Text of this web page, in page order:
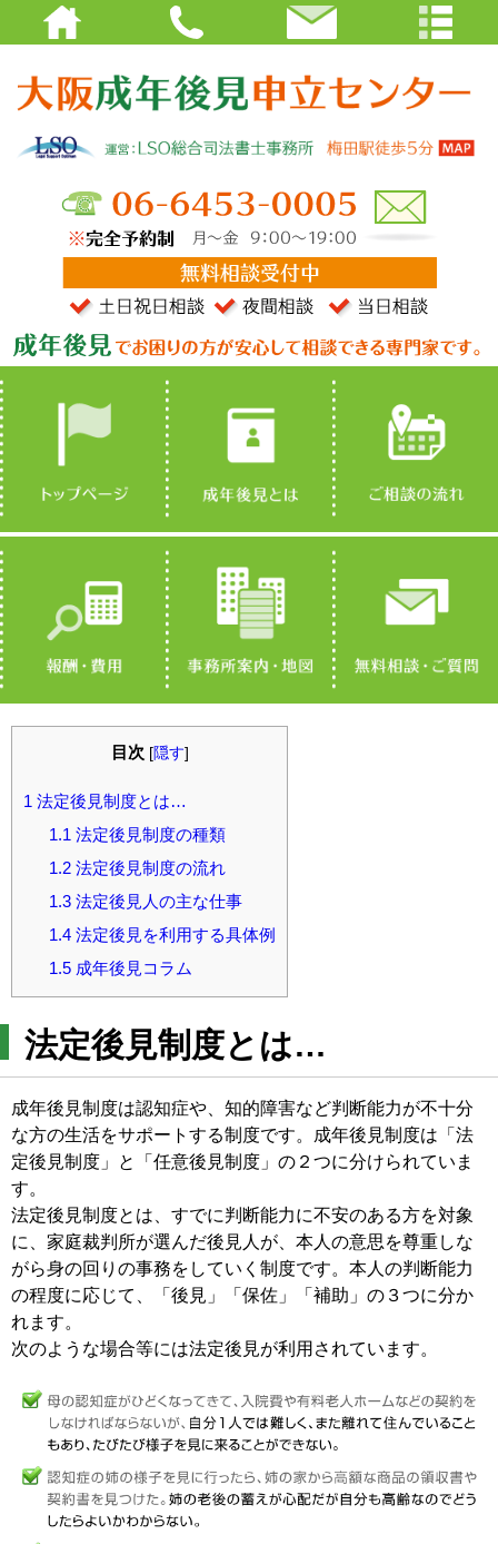
目次 [隠す]
1 法定後見制度とは…
1.1 法定後見制度の種類
1.2法定後見制度の流れ
1.3法定後見人の主な仕事
1.4法定後見を利用する具体例
1.5成年後見コラム
法定後見制度とは…
成年後見制度は認知症や、知的障害など判断能力が不十分
な方の生活をサポートする制度です。成年後見制度は「法
定後見制度」と「任意後見制度」の２つに分けられていま
す。
法定後見制度とは、すでに判断能力に不安のある方を対象
に、家庭裁判所が選んだ後見人が、本人の意思を尊重しな
がら身の回りの事務をしていく制度です。本人の判断能力
の程度に応じて、「後見」「保佐」「補助」の３つに分か
れます。
次のような場合等には法定後見が利用されています。